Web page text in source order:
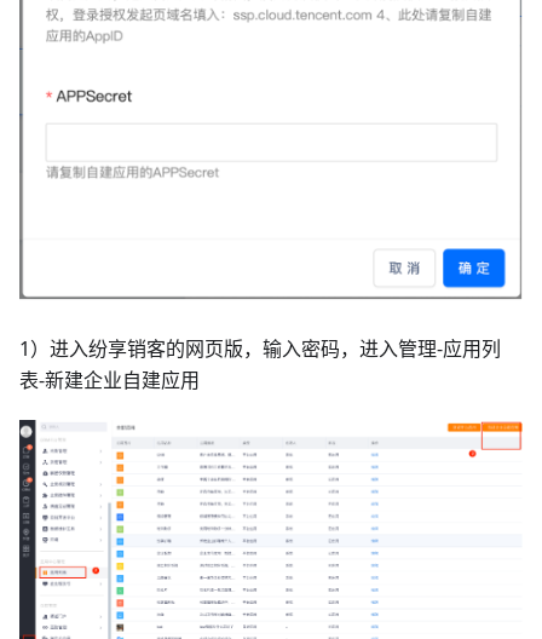
1）进入纷享销客的网页版，输入密码，进入管理-应用列
表-新建企业自建应用